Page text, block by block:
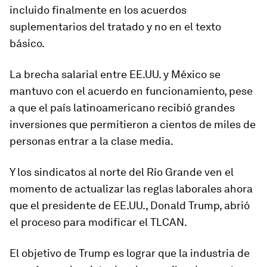
incluido finalmente en los acuerdos
suplementarios del tratado y no en el texto
básico.
La brecha salarial entre EE.UU. y México se
mantuvo con el acuerdo en funcionamiento, pese
a que el país latinoamericano recibió grandes
inversiones que permitieron a cientos de miles de
personas entrar a la clase media.
Y los sindicatos al norte del Río Grande ven el
momento de actualizar las reglas laborales ahora
que el presidente de EE.UU., Donald Trump, abrió
el proceso para modificar el TLCAN.
El objetivo de Trump es lograr que la industria de